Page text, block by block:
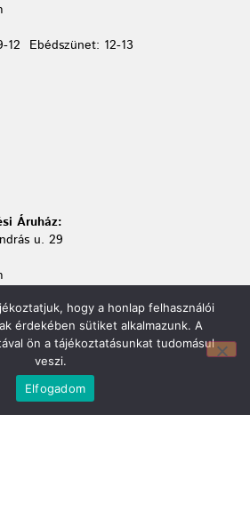
Áruház:
u. 29
12 Ebédszünet: 12-13
hogy a honlap felhasználói
érdekében sütiket alkalmazunk. A
ön a tájékoztatásunkat tudomásul
veszi.
Elfogadom